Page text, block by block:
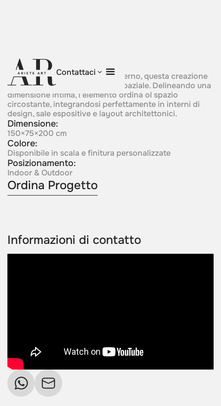
Contattaci
Embrace Of Light
Centrata attorno a un fulcro interno, questa creazione
manifesta protezione e rigore spaziale. Delineando una
dimensione intima, l'elemento ordina ol spazio
circostante, integrandosi perfettamente in interni di
design, sale espositive e layout architettonici.
Dimensione:
150×75×200 cm
Colore:
Disponibile in scala e finitura personalizzate
Posizionamento:
Indoor & Outdoor
Ordina Progetto
Informazioni di contatto